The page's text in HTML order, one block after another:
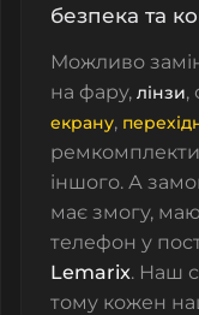
безпека та
Можливо
на фару, лінзи,
екрану,
ремкомплекти,
іншого. А
має змогу,
телефон у
Lemarix. Наш
тому кожен